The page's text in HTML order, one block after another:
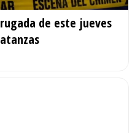
de este jueves